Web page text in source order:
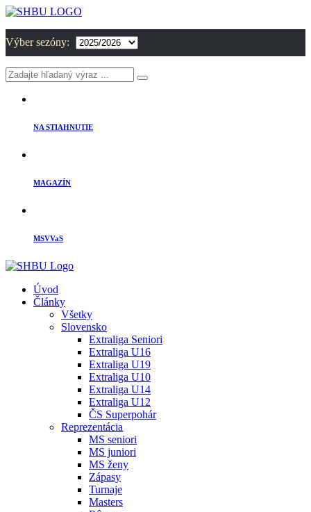
Výber sezóny:
NA STIAHNUTIE
MAGAZÍN
MSVVaS
Úvod
Články
Všetky
Slovensko
Extraliga Seniori
Extraliga U16
Extraliga U19
Extraliga U10
Extraliga U14
Extraliga U12
ČS Superpohár
Reprezentácia
MS seniori
MS juniori
MS ženy
Zápasy
Turnaje
Masters